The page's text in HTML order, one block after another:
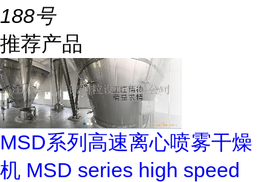
188号
推荐产品
MSD系列高速离心喷雾干燥
机 MSD series high speed